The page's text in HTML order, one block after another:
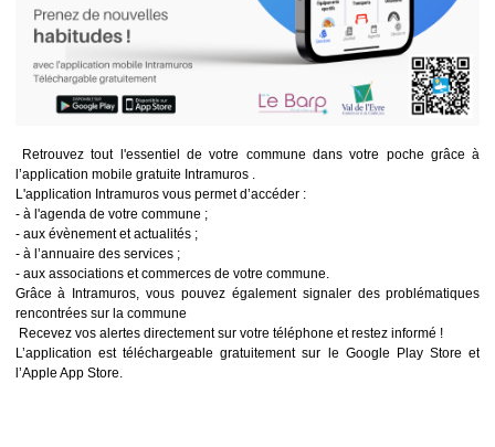
Retrouvez tout l'essentiel de votre commune dans votre poche grâce à
l’application mobile gratuite Intramuros .
L'application Intramuros vous permet d’accéder :
- à l'agenda de votre commune ;
- aux évènement et actualités ;
- à l’annuaire des services ;
- aux associations et commerces de votre commune.
Grâce à Intramuros, vous pouvez également signaler des problématiques
rencontrées sur la commune
Recevez vos alertes directement sur votre téléphone et restez informé !
L’application est téléchargeable gratuitement sur le Google Play Store et
l’Apple App Store.